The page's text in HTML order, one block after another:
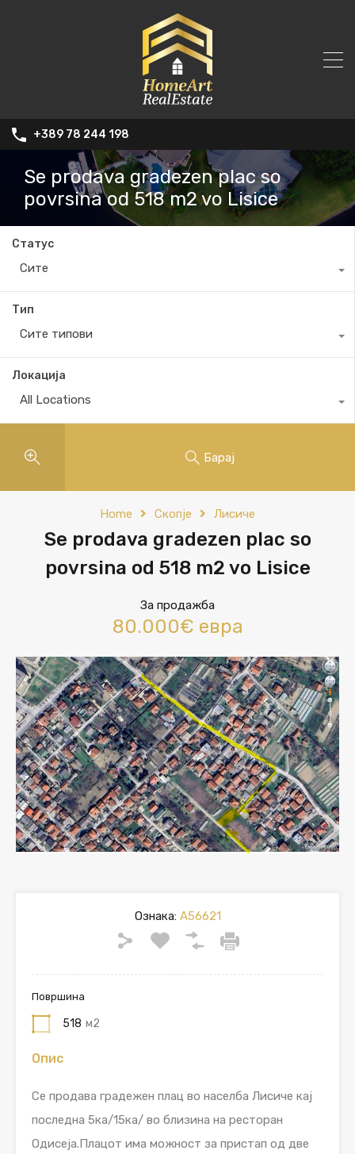
+389 78 244 198
Se prodava gradezen plac so
povrsina od 518 m2 vo Lisice
Статус
Сите
Тип
Сите типови
Локација
All Locations
Барај
Home Скопје Лисиче
Se prodava gradezen plac so
povrsina od 518 m2 vo Lisice
За продажба
80.000€ евра
Ознака:A56621
Површина
518 м2
Опис
Се продава градежен плац во населба Лисиче кај
последна 5ка/15ка/ во близина на ресторан
Одисеја.Плацот има можност за пристап од две